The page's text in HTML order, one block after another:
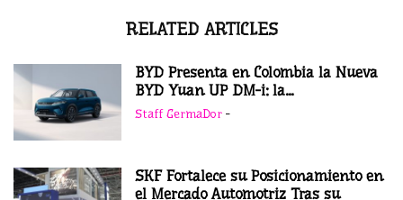
RELATED ARTICLES
BYD Presenta en Colombia la Nueva
BYD Yuan UP DM-i: la...
Staff GermaDor -
SKF Fortalece su Posicionamiento en
el Mercado Automotriz Tras su